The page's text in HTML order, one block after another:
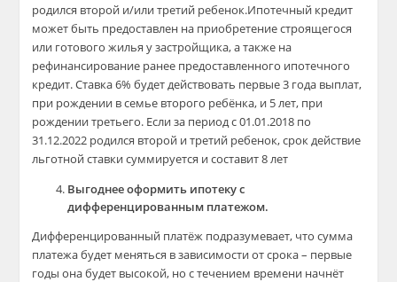
родился второй и/или третий ребенок.Ипотечный кредит
может быть предоставлен на приобретение строящегося
или готового жилья у застройщика, а также на
рефинансирование ранее предоставленного ипотечного
кредит. Ставка 6% будет действовать первые 3 года выплат,
при рождении в семье второго ребёнка, и 5 лет, при
рождении третьего. Если за период с 01.01.2018 по
31.12.2022 родился второй и третий ребенок, срок действие
льготной ставки суммируется и составит 8 лет
Выгоднее оформить ипотеку с
дифференцированным платежом.
Дифференцированный платёж подразумевает, что сумма
платежа будет меняться в зависимости от срока – первые
годы она будет высокой, но с течением времени начнёт